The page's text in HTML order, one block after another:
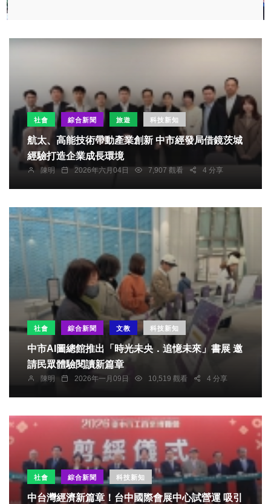
社會 綜合新聞 旅遊 科技新知
航太、高能技術帶動產業創新 中市經發局借鏡茨城
經驗打造企業成長環境
陳明 2026年六月04日 7,907 觀看 4 分享
社會 綜合新聞 文教 科技新知
中市AI圖總館推出「時光未央．追憶未來」書展 邀
請民眾體驗閱讀新篇章
陳明 2026年一月09日 10,519 觀看 4 分享
社會 綜合新聞 科技新知
中台灣經濟新篇章！台中國際會展中心試營運 吸引